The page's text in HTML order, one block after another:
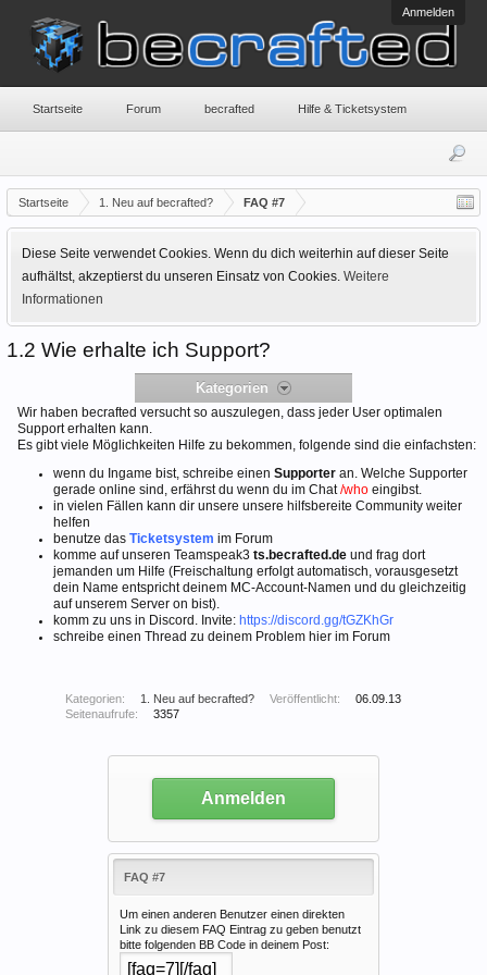
Anmelden
Startseite 1. Neu auf becrafted? FAQ #7
Diese Seite verwendet Cookies. Wenn du dich weiterhin auf dieser Seite
aufhältst, akzeptierst du unseren Einsatz von Cookies. Weitere
Informationen
1.2 Wie erhalte ich Support?
Kategorien
Wir haben becrafted versucht so auszulegen, dass jeder User optimalen
Support erhalten kann.
Es gibt viele Möglichkeiten Hilfe zu bekommen, folgende sind die einfachsten:
wenn du Ingame bist, schreibe einen Supporter an. Welche Supporter
gerade online sind, erfährst du wenn du im Chat/who eingibst.
in vielen Fällen kann dir unsere unsere hilfsbereite Community weiter
helfen
benutze das Ticketsystem im Forum
komme auf unseren Teamspeak3 ts.becrafted.de und frag dort
jemanden um Hilfe (Freischaltung erfolgt automatisch, vorausgesetzt
dein Name entspricht deinem MC-Account-Namen und du gleichzeitig
auf unserem Server on bist).
komm zu uns in Discord. Invite: https://discord.gg/tGZKhGr
schreibe einen Thread zu deinem Problem hier im Forum
Kategorien: 1. Neu auf becrafted? Veröffentlicht:
06.09.13
Seitenaufrufe:
3357
Anmelden
FAQ #7
Um einen anderen Benutzer einen direkten
Link zu diesem FAQ Eintrag zu geben benutzt
bitte folgenden BB Code in deinem Post:
Startseite Forum becrafted Hilfe & Ticketsystem